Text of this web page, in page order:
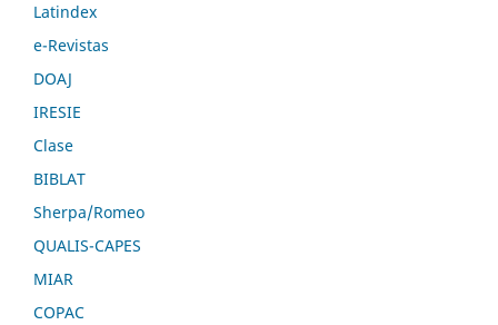
Latindex
e-Revistas
DOAJ
IRESIE
Clase
BIBLAT
Sherpa/Romeo
QUALIS-CAPES
MIAR
COPAC